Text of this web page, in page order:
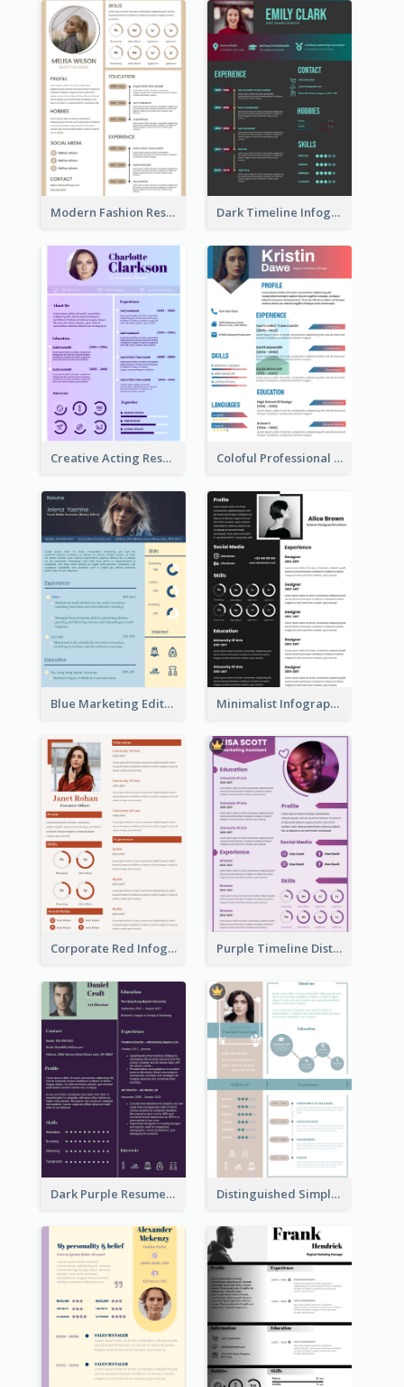
Modern Fashion Resume Dark Timeline Infographic Resume
Creative Acting Resume Coloful Professional Distinguished Resume
Blue Marketing Editor Resume Minimalist Infographic Resume
Corporate Red Infographic Resume Purple Timeline Distinguished Resume
Dark Purple Resume Distinguished Simple Professional Resume